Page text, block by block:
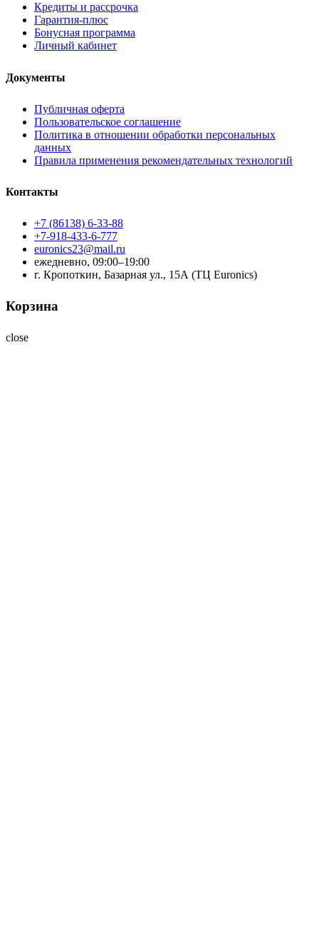
Кредиты и рассрочка
Гарантия-плюс
Бонусная программа
Личный кабинет
Документы
Публичная оферта
Пользовательское соглашение
Политика в отношении обработки персональных
данных
Правила применения рекомендательных технологий
Контакты
+7 (86138) 6-33-88
+7-918-433-6-777
euronics23@mail.ru
ежедневно, 09:00–19:00
г. Кропоткин, Базарная ул., 15А (ТЦ Euronics)
Корзина
close